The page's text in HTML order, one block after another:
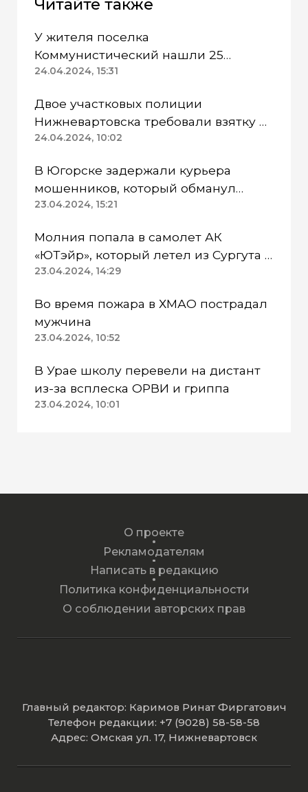
Читайте также
У жителя поселка
Коммунистический нашли 25
патронов без спецразрешения
24.04.2024, 15:31
Двое участковых полиции
Нижневартовска требовали взятку и
попались
24.04.2024, 10:02
В Югорске задержали курьера
мошенников, который обманул
пенсионерку
23.04.2024, 15:21
Молния попала в самолет АК
«ЮТэйр», который летел из Сургута в
Омск
23.04.2024, 14:29
Во время пожара в ХМАО пострадал
мужчина
23.04.2024, 10:52
В Урае школу перевели на дистант
из-за всплеска ОРВИ и гриппа
23.04.2024, 10:01
О проекте
Рекламодателям
Написать в редакцию
Политика конфиденциальности
О соблюдении авторских прав
Главный редактор: Каримов Ринат Фиргатович
Телефон редакции: +7 (9028) 58-58-58
Адрес: Омская ул. 17, Нижневартовск